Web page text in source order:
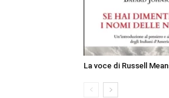
La voce di Russell